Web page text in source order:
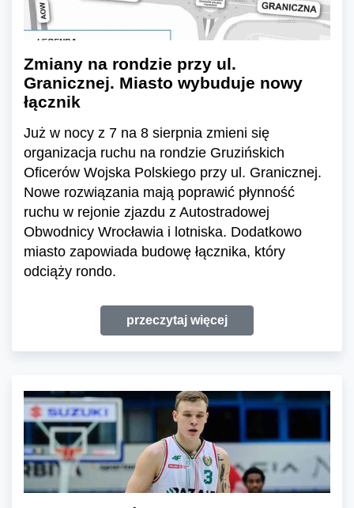
Zmiany na rondzie przy ul.
Granicznej. Miasto wybuduje nowy
łącznik
Już w nocy z 7 na 8 sierpnia zmieni się
organizacja ruchu na rondzie Gruzińskich
Oficerów Wojska Polskiego przy ul. Granicznej.
Nowe rozwiązania mają poprawić płynność
ruchu w rejonie zjazdu z Autostradowej
Obwodnicy Wrocławia i lotniska. Dodatkowo
miasto zapowiada budowę łącznika, który
odciąży rondo.
przeczytaj więcej